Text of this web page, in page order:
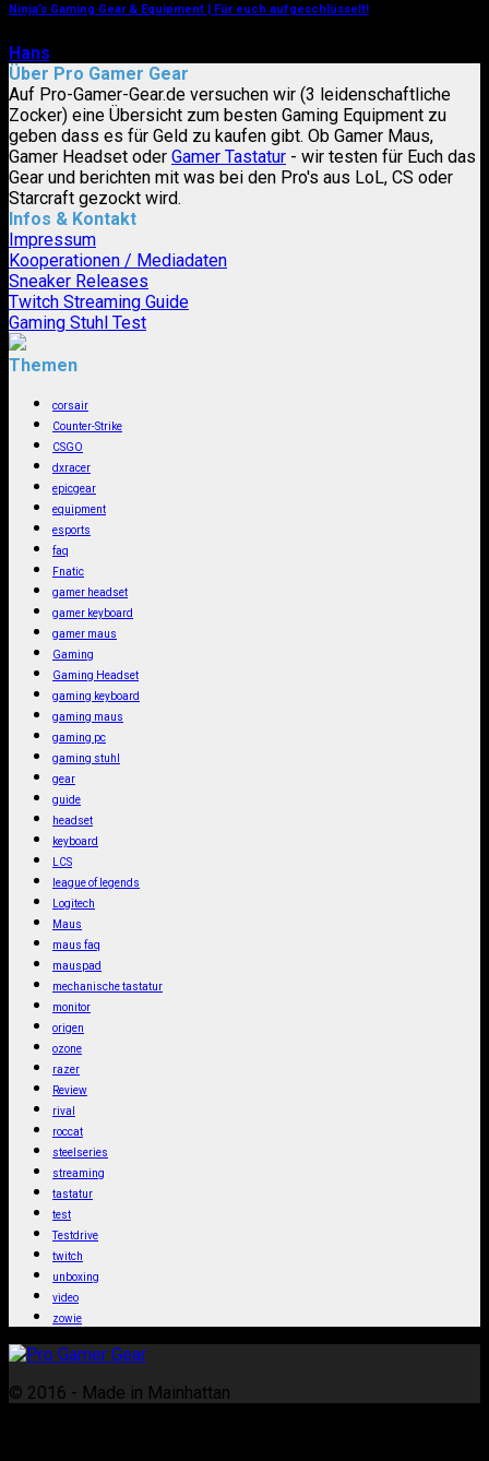
Ninja’s Gaming Gear & Equipment | Für euch aufgeschlüsselt!
Hans
Über Pro Gamer Gear
Auf Pro-Gamer-Gear.de versuchen wir (3 leidenschaftliche
Zocker) eine Übersicht zum besten Gaming Equipment zu
geben dass es für Geld zu kaufen gibt. Ob Gamer Maus,
Gamer Headset oder Gamer Tastatur - wir testen für Euch das
Gear und berichten mit was bei den Pro's aus LoL, CS oder
Starcraft gezockt wird.
Infos & Kontakt
Impressum
Kooperationen / Mediadaten
Sneaker Releases
Twitch Streaming Guide
Gaming Stuhl Test
Themen
corsair
Counter-Strike
CSGO
dxracer
epicgear
equipment
esports
faq
Fnatic
gamer headset
gamer keyboard
gamer maus
Gaming
Gaming Headset
gaming keyboard
gaming maus
gaming pc
gaming stuhl
gear
guide
headset
keyboard
LCS
league of legends
Logitech
Maus
maus faq
mauspad
mechanische tastatur
monitor
origen
ozone
razer
Review
rival
roccat
steelseries
streaming
tastatur
test
Testdrive
twitch
unboxing
video
zowie
© 2016 - Made in Mainhattan